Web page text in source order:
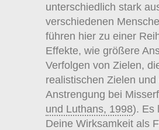
unterschiedlich stark
verschiedenen
führen hier zu einer
Effekte, wie größere
Verfolgen von Zielen,
realistischen Zielen
Anstrengung bei
und Luthans, 1998). Es
Deine Wirksamkeit als